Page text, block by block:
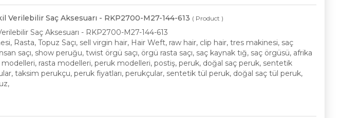
Verilebilir Saç Aksesuarı - RKP2700-M27-144-613 ( Product )
Saç Aksesuarı - RKP2700-M27-144-613
Rasta, Topuz Saçı, sell virgin hair, Hair Weft, raw hair, clip hair, tres makinesi, saç
saçı, show peruğu, twist örgü saçı, örgü rasta saçı, saç kaynak tığ, saç örgüsü, afrika
rasta modelleri, peruk modelleri, postiş, peruk, doğal saç peruk, sentetik
taksim perukçu, peruk fiyatları, perukçular, sentetik tül peruk, doğal saç tül peruk,